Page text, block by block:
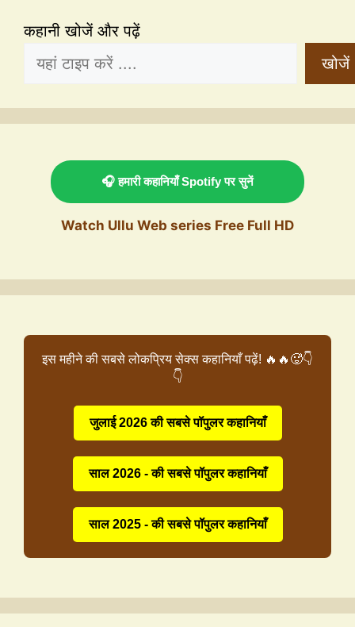
कहानी खोजें और पढ़ें
खोजें
🎧 हमारी कहानियाँ Spotify पर सुनें
Watch Ullu Web series Free Full HD
इस महीने की सबसे लोकप्रिय सेक्स कहानियाँ पढ़ें! 🔥🔥🥵👇
👇
जुलाई 2026 की सबसे पॉपुलर कहानियाँ
साल 2026 - की सबसे पॉपुलर कहानियाँ
साल 2025 - की सबसे पॉपुलर कहानियाँ